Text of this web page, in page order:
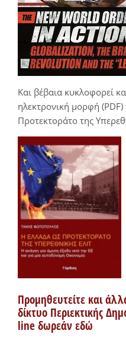
Και βέβαια κυκλοφορεί
ηλεκτρονική μορφή
Προτεκτοράτο της
Προμηθευτείτε και
δίκτυο Περιεκτικής
line δωρεάν εδώ